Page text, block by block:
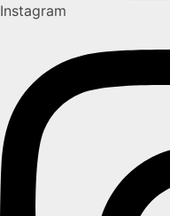
Instagram